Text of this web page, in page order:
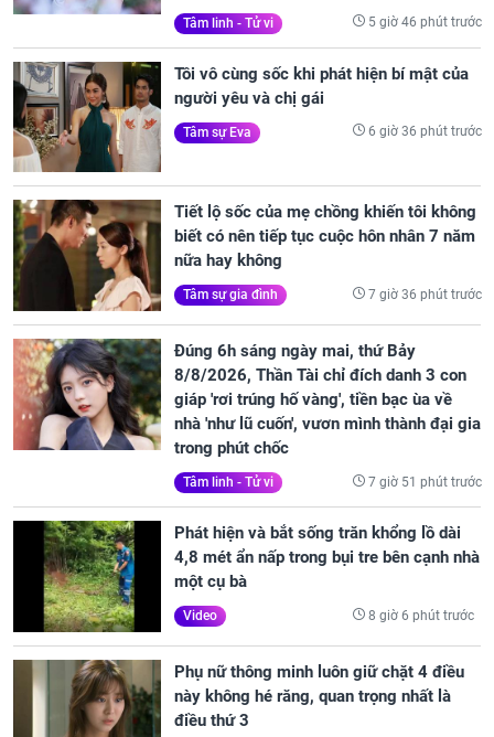
Tâm linh - Tử vi 5 giờ 46 phút trước
Tôi vô cùng sốc khi phát hiện bí mật của
người yêu và chị gái
Tâm sự Eva 6 giờ 36 phút trước
Tiết lộ sốc của mẹ chồng khiến tôi không
biết có nên tiếp tục cuộc hôn nhân 7 năm
nữa hay không
Tâm sự gia đình 7 giờ 36 phút trước
Đúng 6h sáng ngày mai, thứ Bảy
8/8/2026, Thần Tài chỉ đích danh 3 con
giáp 'rơi trúng hố vàng', tiền bạc ùa về
nhà 'như lũ cuốn', vươn mình thành đại gia
trong phút chốc
Tâm linh - Tử vi 7 giờ 51 phút trước
Phát hiện và bắt sống trăn khổng lồ dài
4,8 mét ẩn nấp trong bụi tre bên cạnh nhà
một cụ bà
Video 8 giờ 6 phút trước
Phụ nữ thông minh luôn giữ chặt 4 điều
này không hé răng, quan trọng nhất là
điều thứ 3